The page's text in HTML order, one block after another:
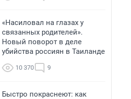
«Насиловал на глазах у
связанных родителей».
Новый поворот в деле
убийства россиян в Таиланде
10 370 9
Быстро покраснеют: как